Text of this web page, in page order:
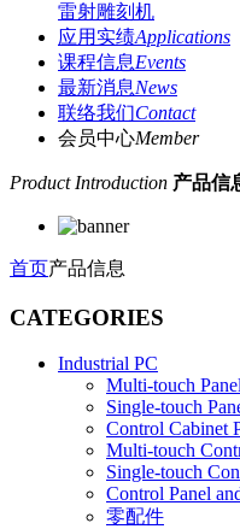
雷射雕刻机
应用实绩Applications
课程信息Events
最新消息News
联络我们Contact
会员中心Member
Product Introduction 产品信
首页产品信息
CATEGORIES
Industrial PC
Multi-touch
Single-touch
Control Cabinet
Multi-touch
Single-touch
Control Panel
零配件